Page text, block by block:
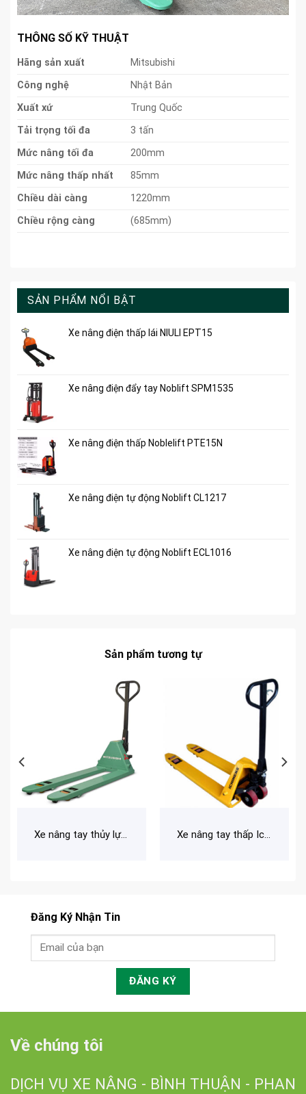
THÔNG SỐ KỸ THUẬT
Hãng sản xuất
Mitsubishi
Công nghệ
Nhật Bản
Xuất xứ
Trung Quốc
Tải trọng tối đa
3 tấn
Mức nâng tối đa
200mm
Mức nâng thấp nhất
85mm
Chiều dài càng
1220mm
Chiều rộng càng
(685mm)
SẢN PHẨM NỔI BẬT
Xe nâng điện thấp lái NIULI EPT15
Xe nâng điện đẩy tay Noblift SPM1535
Xe nâng điện thấp Noblelift PTE15N
Xe nâng điện tự động Noblift CL1217
Xe nâng điện tự động Noblift ECL1016
Sản phẩm tương tự
Xe nâng tay thủy lực 2.5 tấn Mitsubishi A990070000 Xe nâng tay thấp Ichimens XT540-1150-2T
Đăng Ký Nhận Tin
Về chúng tôi
DỊCH VỤ XE NÂNG - BÌNH THUẬN - PHAN